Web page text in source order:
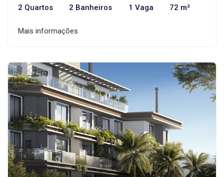
2 Quartos 2 Banheiros 1 Vaga 72 m²
Mais informações